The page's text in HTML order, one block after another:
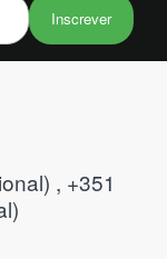
Inscrever
, +351